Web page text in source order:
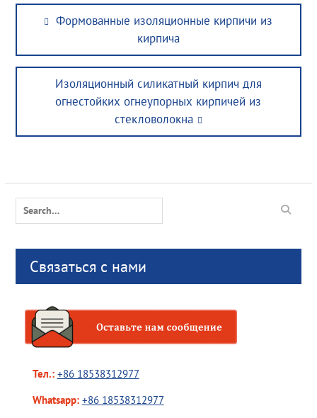
Post
navigation
Previous
Формованные изоляционные кирпичи из
кирпича
Next
post:
Изоляционный силикатный кирпич для
огнестойких огнеупорных кирпичей из
стекловолокна
Search
Связаться с нами
Тел.: +86 18538312977
Whatsapp: +86 18538312977